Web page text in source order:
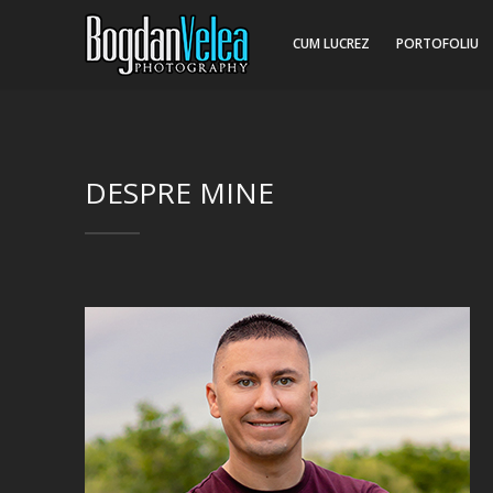
CUM LUCREZ PORTOFOLIU
DESPRE MINE